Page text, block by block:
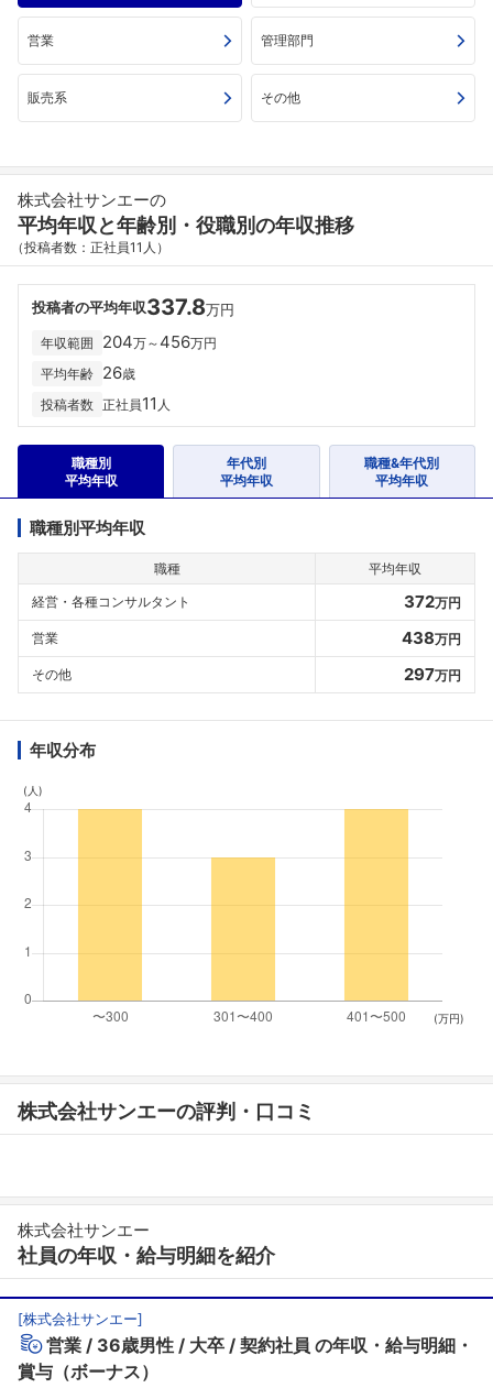
営業 管理部門
販売系 その他
株式会社サンエーの
平均年収と年齢別・役職別の年収推移
（投稿者数：正社員11人）
投稿者の平均年収337.8万円
年収範囲 204万～ 456万円
平均年齢 26歳
投稿者数 正社員11 人
職種別
平均年収
年代別
平均年収
職種&年代別
平均年収
職種別平均年収
職種
平均年収
経営・各種コンサルタント
372万円
営業 438万円
その他 297万円
年収分布
(人)
(万円)
株式会社サンエーの評判・口コミ
株式会社サンエー
社員の年収・給与明細を紹介
[株式会社サンエー]
営業 36歳男性 大卒 契約社員 の年収・給与明細・
賞与（ボーナス）